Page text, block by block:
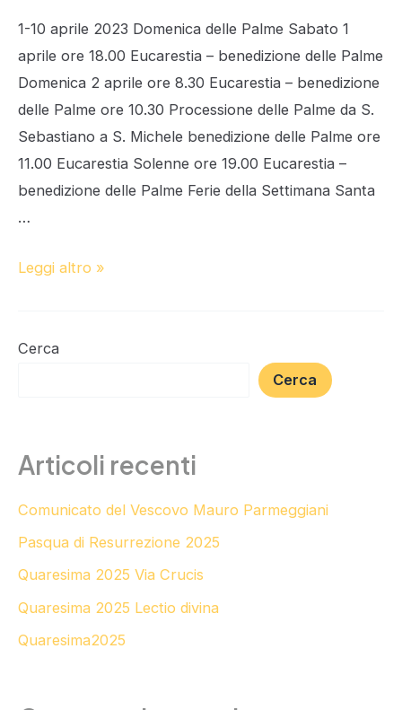
1-10 aprile 2023 Domenica delle Palme Sabato 1
aprile ore 18.00 Eucarestia – benedizione delle Palme
Domenica 2 aprile ore 8.30 Eucarestia – benedizione
delle Palme ore 10.30 Processione delle Palme da S.
Sebastiano a S. Michele benedizione delle Palme ore
11.00 Eucarestia Solenne ore 19.00 Eucarestia –
benedizione delle Palme Ferie della Settimana Santa
…
Orari
santa
Leggi altro »
Cerca
Cerca
Articoli recenti
Comunicato del Vescovo Mauro Parmeggiani
Pasqua di Resurrezione 2025
Quaresima 2025 Via Crucis
Quaresima 2025 Lectio divina
Quaresima2025